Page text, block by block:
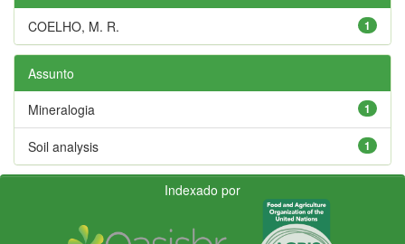
1
COELHO, M. R.
Assunto
1
Mineralogia
1
Soil analysis
Indexado por